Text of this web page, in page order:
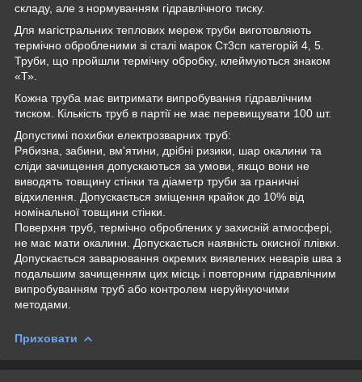
складу, але з нормуванням гідравлічного тиску.
Для магістральних теплових мереж труби виготовляють
термічно обробленими зі сталі марок Ст3сп категорій 4, 5.
Труби, що пройшли термічну обробку, клеймуються знаком
«Т».
Кожна труба має витримати випробування гідравлічним
тиском. Кількість труб в партії не має перевищувати 100 шт.
Допустимі похибки електрозварних труб:
Рябизна, забини, вм'ятини, дрібні ризики, шар окалини та
сліди зачищення допускаються за умови, якщо вони не
виводять товщину стінки та діаметр труби за граничні
відхилення. Допускається зміщення крайок до 10% від
номінальної товщини стінки.
Поверхня труб, термічно оброблених у захисній атмосфері,
не має мати окалини. Допускається наявність окисної плівки.
Допускається заварювання окремих виявлених неварів шва з
подальшим зачищенням цих місць і повторним гідравлічним
випробуванням труб або контролем неруйнуючими
методами.
Приховати